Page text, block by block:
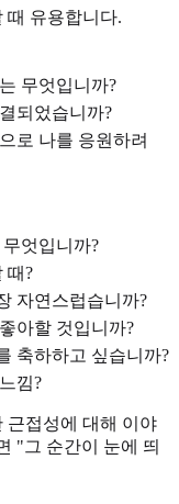
때 유용합니다.
무엇입니까?
되었습니까?
로 나를 응원하려
엇입니까?
때?
자연스럽습니까?
아할 것입니까?
축하하고 싶습니까?
낌?
근접성에 대해 이야
"그 순간이 눈에 띄